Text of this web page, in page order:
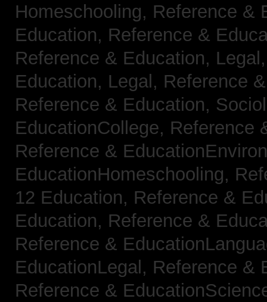
Homeschooling, Reference &
Education, Reference &
Reference & Education,
Education, Legal, Reference
Reference & Education,
EducationCollege, Reference
Reference &
EducationHomeschooling,
12 Education, Reference &
Education, Reference &
Reference &
EducationLegal, Reference &
Reference &